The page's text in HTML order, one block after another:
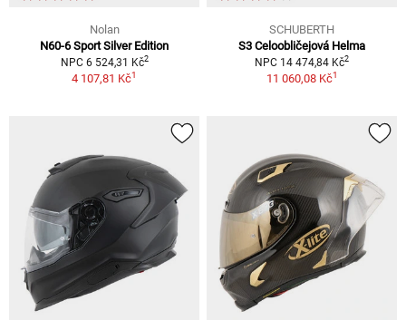
Nolan
N60-6 Sport Silver Edition
NPC 6 524,31 Kč2
4 107,81 Kč1
SCHUBERTH
S3 Celoobličejová Helma
NPC 14 474,84 Kč2
11 060,08 Kč1